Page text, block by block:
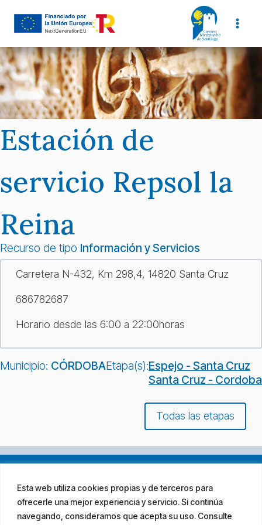
Esta web utiliza cookies propias y de terceros para
ofrecerle una mejor experiencia y servicio. Si continúa
navegando, consideramos que acepta su uso. Consulte
Estación de
servicio Repsol la
Reina
Recurso de tipo Información y Servicios
Municipio: CÓRDOBAEtapa(s):Espejo - Santa Cruz
Santa Cruz - Cordoba
Carretera N-432, Km 298,4, 14820 Santa Cruz
686782687
Horario desde las 6:00 a 22:00horas
Todas las etapas